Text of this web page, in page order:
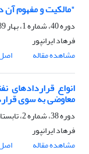
"مالکیت و مفهوم آن
دوره 40، شماره 1، بهار 1389
فرهاد ایرانپور
مشاهده مقاله
انواع قراردادهای
معاوضی به سوی
دوره 38، شماره 2، تابستان 1387
فرهاد ایرانپور
مشاهده مقاله